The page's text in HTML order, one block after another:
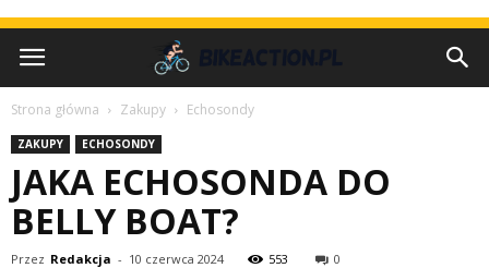
Strona główna Zakupy Echosondy
ZAKUPY ECHOSONDY
JAKA ECHOSONDA DO
BELLY BOAT?
Przez Redakcja - 10 czerwca 2024 553 0